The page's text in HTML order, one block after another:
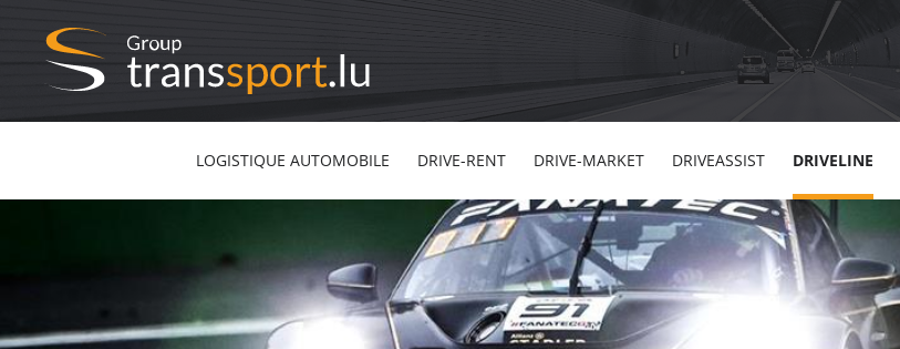
LOGISTIQUE AUTOMOBILE DRIVE-RENT DRIVE-MARKET DRIVEASSIST DRIVELINE